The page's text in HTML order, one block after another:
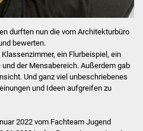
durften nun die vom Architekturbüro
bewerten.
ein Flurbeispiel, ein
der Mensabereich. Außerdem gab
Und ganz viel unbeschriebenes
und Ideen aufgreifen zu
2022 vom Fachteam Jugend